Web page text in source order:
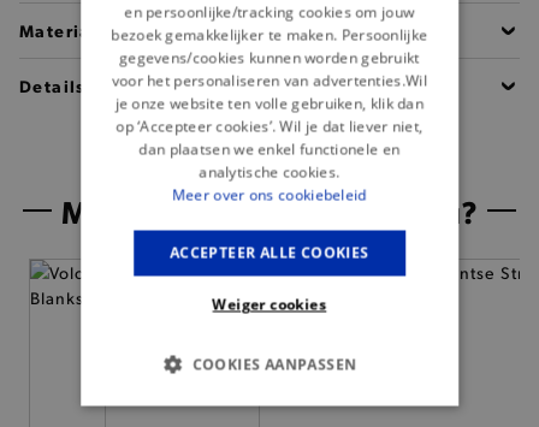
Materiaal
Details
Misschien is dit iets voor jou?
— 50% *
en persoonlijke/tracking cookies om jouw
bezoek gemakkelijker te maken. Persoonlijke
gegevens/cookies kunnen worden gebruikt
voor het personaliseren van advertenties.Wil
je onze website ten volle gebruiken, klik dan
op ‘Accepteer cookies’. Wil je dat liever niet,
dan plaatsen we enkel functionele en
analytische cookies.
Meer over ons cookiebeleid
ACCEPTEER ALLE COOKIES
Weiger cookies
COOKIES AANPASSEN
BASIS COOKIES